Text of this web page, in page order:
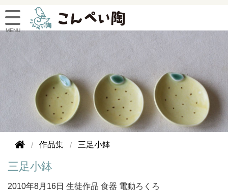
作品集 三足小鉢
三足小鉢
2010年8月16日 生徒作品 食器 電動ろくろ